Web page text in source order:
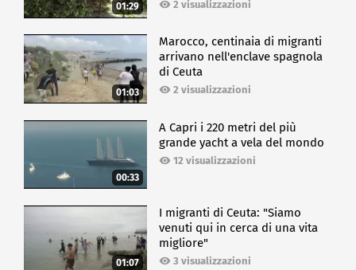
01:29 2 visualizzazioni
01:03
Marocco, centinaia di migranti
arrivano nell'enclave spagnola
di Ceuta
2 visualizzazioni
00:33
A Capri i 220 metri del più
grande yacht a vela del mondo
12 visualizzazioni
01:07
I migranti di Ceuta: "Siamo
venuti qui in cerca di una vita
migliore"
3 visualizzazioni